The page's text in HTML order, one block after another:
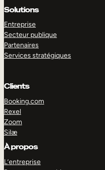
Solutions
Entreprise
Secteur publique
Partenaires
Services stratégiques
Clients
Booking.com
Rexel
Zoom
Silæ
À propos
L’entreprise